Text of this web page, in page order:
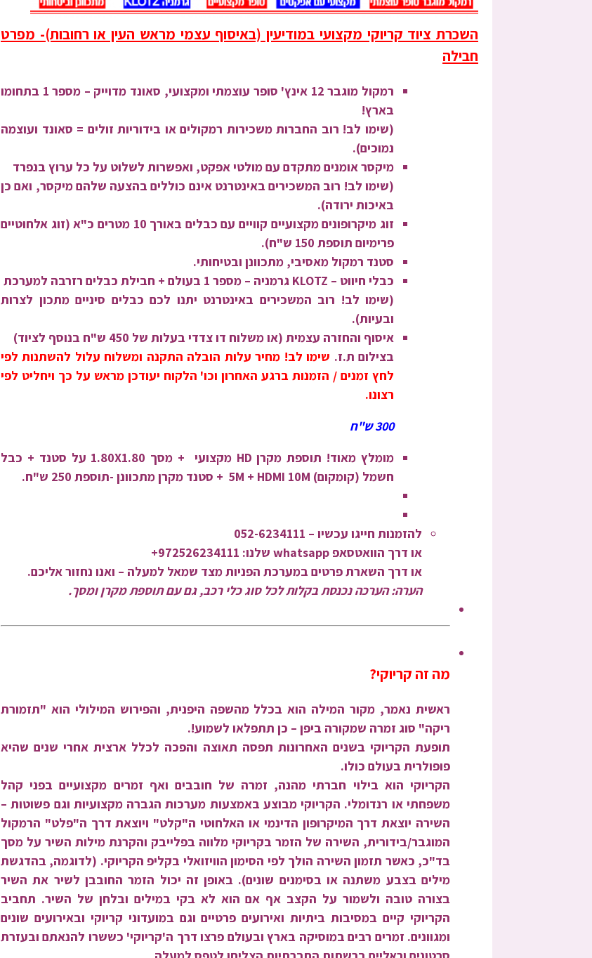
השכרת ציוד קריוקי מקצועי במודיעין (באיסוף עצמי מראש העין או רחובות)- מפרט
חבילה
רמקול מוגבר 12 אינץ' סופר עוצמתי ומקצועי, סאונד מדוייק – מספר 1 בתחומו
בארץ!
(שימו לב! רוב החברות משכירות רמקולים או בידוריות זולים = סאונד ועוצמה
נמוכים).
מיקסר אומנים מתקדם עם מולטי אפקט, ואפשרות לשלוט על כל ערוץ בנפרד
(שימו לב! רוב המשכירים באינטרנט אינם כוללים בהצעה שלהם מיקסר, ואם כן
באיכות ירודה).
זוג מיקרופונים מקצועיים קוויים עם כבלים באורך 10 מטרים כ"א (זוג אלחוטיים
פרימיום תוספת 150 ש"ח).
סטנד רמקול מאסיבי, מתכוונן ובטיחותי.
כבלי חיווט – KLOTZ גרמניה – מספר 1 בעולם + חבילת כבלים רזרבה למערכת
(שימו לב! רוב המשכירים באינטרנט יתנו לכם כבלים סיניים מתכון לצרות
ובעיות).
איסוף והחזרה עצמית (או משלוח דו צדדי בעלות של 450 ש"ח בנוסף לציוד)
בצילום ת.ז. שימו לב! מחיר עלות הובלה התקנה ומשלוח עלול להשתנות לפי
לחץ זמנים / הזמנות ברגע האחרון וכו' הלקוח יעודכן מראש על כך ויחליט לפי
רצונו.
300 ש"ח
מומלץ מאוד! תוספת מקרן HD מקצועי
+ מסך 1.80X1.80 על סטנד + כבל
חשמל (קומקום) 5M + HDMI 10M + סטנד מקרן מתכוונן -תוספת 250 ש"ח.
להזמנות חייגו עכשיו – 052-6234111
או דרך הוואטסאפ whatsapp שלנו: 972526234111+
או דרך השארת פרטים במערכת הפניות מצד שמאל למעלה – ואנו נחזור אליכם.
הערה: הערכה נכנסת בקלות לכל סוג כלי רכב, גם עם תוספת מקרן ומסך.
מה זה קריוקי?
ראשית נאמר, מקור המילה הוא בכלל מהשפה היפנית, והפירוש המילולי הוא "תזמורת
ריקה" סוג זמרה שמקורה ביפן – כן תתפלאו לשמוע!.
תופעת הקריוקי בשנים האחרונות תפסה תאוצה והפכה לכלל ארצית אחרי שנים שהיא
פופולרית בעולם כולו.
הקריוקי הוא בילוי חברתי מהנה, זמרה של חובבים ואף זמרים מקצועיים בפני קהל
משפחתי או רנדומלי. הקריוקי מבוצע באמצעות מערכות הגברה מקצועיות וגם פשוטות –
השירה יוצאת דרך המיקרופון הדינמי או האלחוטי ה"קלט" ויוצאת דרך ה"פלט" הרמקול
המוגבר/בידורית, השירה של הזמר בקריוקי מלווה בפלייבק והקרנת מילות השיר על מסך
בד"כ, כאשר תזמון השירה הולך לפי הסימון הוויזואלי בקליפ הקריוקי. (לדוגמה, בהדגשת
מילים בצבע משתנה או בסימנים שונים). באופן זה יכול הזמר החובבן לשיר את השיר
בצורה טובה ולשמור על הקצב אף אם הוא לא בקי במילים ובלחן של השיר. תחביב
הקריוקי קיים במסיבות ביתיות ואירועים פרטיים וגם במועדוני קריוקי ובאירועים שונים
ומגוונים. זמרים רבים במוסיקה בארץ ובעולם פרצו דרך ה'קריוקי' כששרו להנאתם ובעזרת